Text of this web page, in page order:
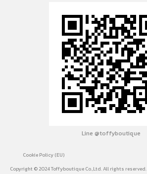
Line @toffyboutique
Cookie Policy (EU)
Copyright © 2024 Toffyboutique Co.,Ltd. All rights reserved.